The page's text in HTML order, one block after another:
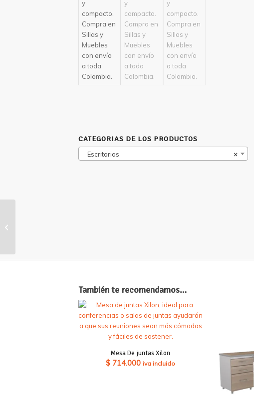
CATEGORIAS DE LOS PRODUCTOS
×
Escritorios
También te recomendamos…
Mesa De juntas Xilon
$ 714.000 iva incluido